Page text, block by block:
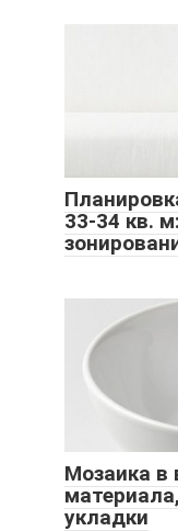
33-34 кв.
Мозаика в
укладки